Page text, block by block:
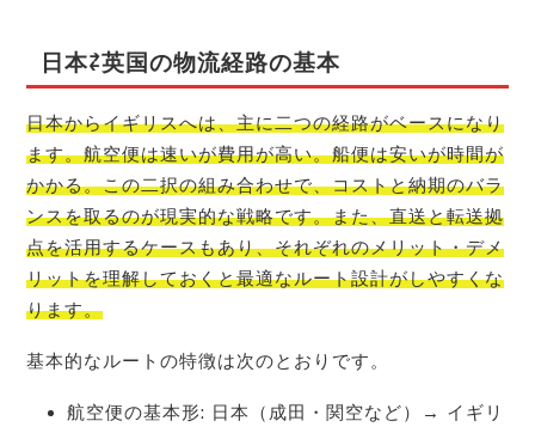
日本⇄英国の物流経路の基本
日本からイギリスへは、主に二つの経路がベースになり
ます。航空便は速いが費用が高い。船便は安いが時間が
かかる。この二択の組み合わせで、コストと納期のバラ
ンスを取るのが現実的な戦略です。また、直送と転送拠
点を活用するケースもあり、それぞれのメリット・デメ
リットを理解しておくと最適なルート設計がしやすくな
ります。
基本的なルートの特徴は次のとおりです。
航空便の基本形: 日本（成田・関空など）→ イギリ